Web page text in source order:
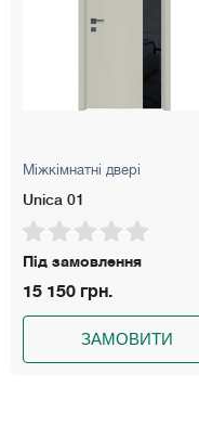
Міжкімнатні двері
Unica 01
Під замовлення
15 150 грн.
ЗАМОВИТИ